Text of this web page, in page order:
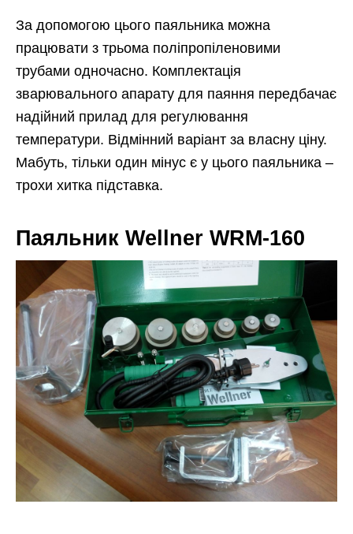
За допомогою цього паяльника можна
працювати з трьома поліпропіленовими
трубами одночасно. Комплектація
зварювального апарату для паяння передбачає
надійний прилад для регулювання
температури. Відмінний варіант за власну ціну.
Мабуть, тільки один мінус є у цього паяльника –
трохи хитка підставка.
Паяльник Wellner WRM-160